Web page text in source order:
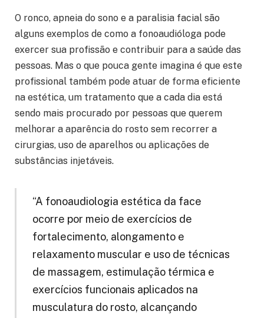
O ronco, apneia do sono e a paralisia facial são
alguns exemplos de como a fonoaudióloga pode
exercer sua profissão e contribuir para a saúde das
pessoas. Mas o que pouca gente imagina é que este
profissional também pode atuar de forma eficiente
na estética, um tratamento que a cada dia está
sendo mais procurado por pessoas que querem
melhorar a aparência do rosto sem recorrer a
cirurgias, uso de aparelhos ou aplicações de
substâncias injetáveis.
“A fonoaudiologia estética da face
ocorre por meio de exercícios de
fortalecimento, alongamento e
relaxamento muscular e uso de técnicas
de massagem, estimulação térmica e
exercícios funcionais aplicados na
musculatura do rosto, alcançando